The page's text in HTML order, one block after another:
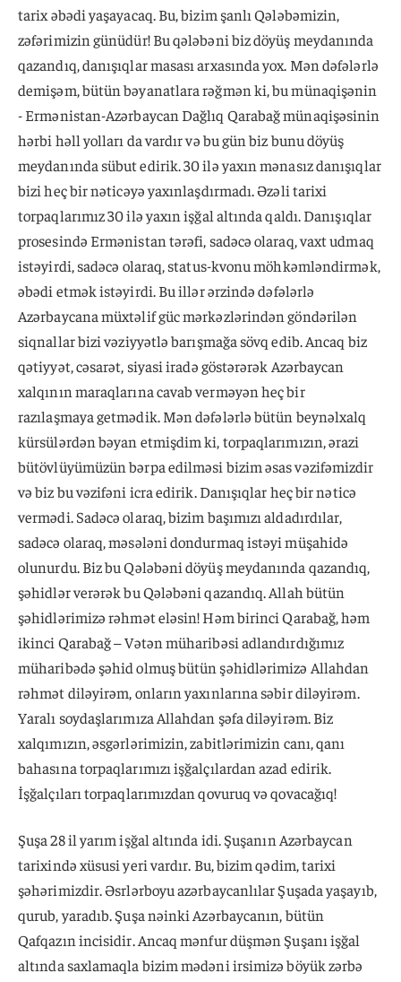
tarix əbədi yaşayacaq. Bu, bizim şanlı Qələbəmizin,
zəfərimizin günüdür! Bu qələbəni biz döyüş meydanında
qazandıq, danışıqlar masası arxasında yox. Mən dəfələrlə
demişəm, bütün bəyanatlara rəğmən ki, bu münaqişənin
- Ermənistan-Azərbaycan Dağlıq Qarabağ münaqişəsinin
hərbi həll yolları da vardır və bu gün biz bunu döyüş
meydanında sübut edirik. 30 ilə yaxın mənasız danışıqlar
bizi heç bir nəticəyə yaxınlaşdırmadı. Əzəli tarixi
torpaqlarımız 30 ilə yaxın işğal altında qaldı. Danışıqlar
prosesində Ermənistan tərəfi, sadəcə olaraq, vaxt udmaq
istəyirdi, sadəcə olaraq, status-kvonu möhkəmləndirmək,
əbədi etmək istəyirdi. Bu illər ərzində dəfələrlə
Azərbaycana müxtəlif güc mərkəzlərindən göndərilən
siqnallar bizi vəziyyətlə barışmağa sövq edib. Ancaq biz
qətiyyət, cəsarət, siyasi iradə göstərərək Azərbaycan
xalqının maraqlarına cavab verməyən heç bir
razılaşmaya getmədik. Mən dəfələrlə bütün beynəlxalq
kürsülərdən bəyan etmişdim ki, torpaqlarımızın, ərazi
bütövlüyümüzün bərpa edilməsi bizim əsas vəzifəmizdir
və biz bu vəzifəni icra edirik. Danışıqlar heç bir nəticə
vermədi. Sadəcə olaraq, bizim başımızı aldadırdılar,
sadəcə olaraq, məsələni dondurmaq istəyi müşahidə
olunurdu. Biz bu Qələbəni döyüş meydanında qazandıq,
şəhidlər verərək bu Qələbəni qazandıq. Allah bütün
şəhidlərimizə rəhmət eləsin! Həm birinci Qarabağ, həm
ikinci Qarabağ – Vətən müharibəsi adlandırdığımız
müharibədə şəhid olmuş bütün şəhidlərimizə Allahdan
rəhmət diləyirəm, onların yaxınlarına səbir diləyirəm.
Yaralı soydaşlarımıza Allahdan şəfa diləyirəm. Biz
xalqımızın, əsgərlərimizin, zabitlərimizin canı, qanı
bahasına torpaqlarımızı işğalçılardan azad edirik.
İşğalçıları torpaqlarımızdan qovuruq və qovacağıq!
Şuşa 28 il yarım işğal altında idi. Şuşanın Azərbaycan
tarixində xüsusi yeri vardır. Bu, bizim qədim, tarixi
şəhərimizdir. Əsrlərboyu azərbaycanlılar Şuşada yaşayıb,
qurub, yaradıb. Şuşa nəinki Azərbaycanın, bütün
Qafqazın incisidir. Ancaq mənfur düşmən Şuşanı işğal
altında saxlamaqla bizim mədəni irsimizə böyük zərbə